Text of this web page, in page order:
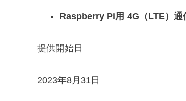
Raspberry Pi用 4G（LTE）通
提供開始日
2023年8月31日